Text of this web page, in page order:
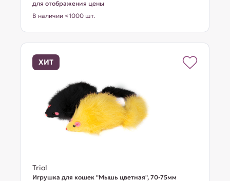
для отображения цены
В наличии <1000 шт.
ХИТ
Triol
Игрушка для кошек "Мышь цветная", 70-75мм